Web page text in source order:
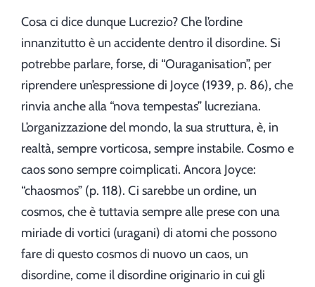
Cosa ci dice dunque Lucrezio? Che l’ordine
innanzitutto è un accidente dentro il disordine. Si
potrebbe parlare, forse, di “Ouraganisation”, per
riprendere un’espressione di Joyce (1939, p. 86), che
rinvia anche alla “nova tempestas” lucreziana.
L’organizzazione del mondo, la sua struttura, è, in
realtà, sempre vorticosa, sempre instabile. Cosmo e
caos sono sempre coimplicati. Ancora Joyce:
“chaosmos” (p. 118). Ci sarebbe un ordine, un
cosmos, che è tuttavia sempre alle prese con una
miriade di vortici (uragani) di atomi che possono
fare di questo cosmos di nuovo un caos, un
disordine, come il disordine originario in cui gli